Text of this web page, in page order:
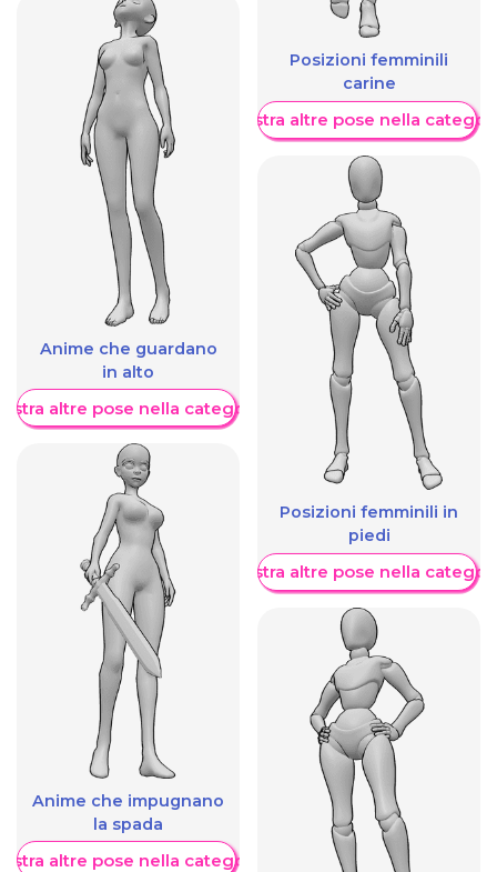
Anime che guardano
in alto
altre pose nella categoria
Anime che impugnano
la spada
altre pose nella categoria
Posizioni femminili
carine
Mostra altre pose nella
Posizioni femminili in
piedi
Mostra altre pose nella